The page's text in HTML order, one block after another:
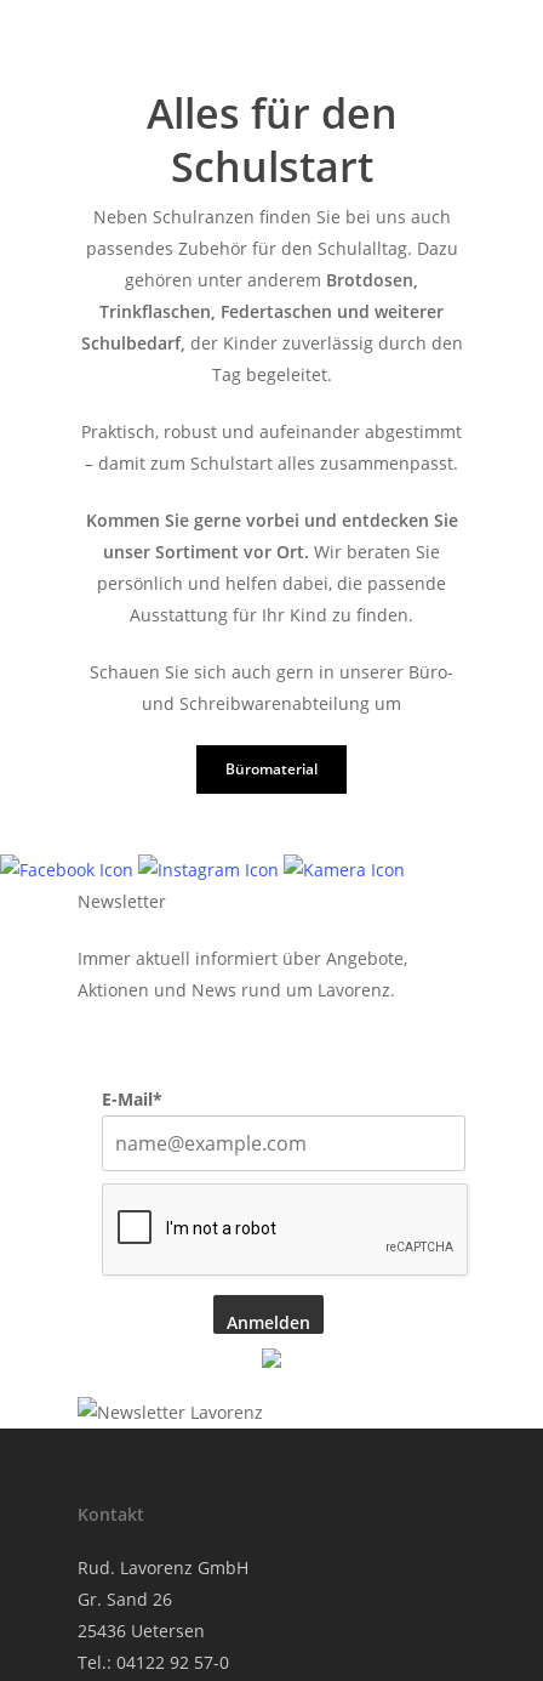
Alles für den
Schulstart
Neben Schulranzen finden Sie bei uns auch
passendes Zubehör für den Schulalltag. Dazu
gehören unter anderem Brotdosen,
Trinkflaschen, Federtaschen und weiterer
Schulbedarf, der Kinder zuverlässig durch den
Tag begeleitet.
Praktisch, robust und aufeinander abgestimmt
– damit zum Schulstart alles zusammenpasst.
Kommen Sie gerne vorbei und entdecken Sie
unser Sortiment vor Ort. Wir beraten Sie
persönlich und helfen dabei, die passende
Ausstattung für Ihr Kind zu finden.
Schauen Sie sich auch gern in unserer Büro-
und Schreibwarenabteilung um
Büromaterial
Newsletter
Immer aktuell informiert über Angebote,
Aktionen und News rund um Lavorenz.
E-Mail*
Anmelden
Kontakt
Rud. Lavorenz GmbH
Gr. Sand 26
25436 Uetersen
Tel.: 04122 92 57-0